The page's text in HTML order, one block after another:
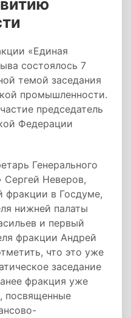
«Единая
состоялось 7
темой заседания
промышленности.
председатель
Федерации
Генерального
Сергей Неверов,
фракции в Госдуме,
нижней палаты
и первый
фракции Андрей
что это уже
заседание
фракция уже
посвященные